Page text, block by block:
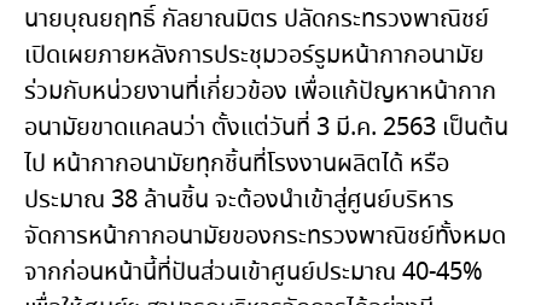
นายบุณยฤทธิ์ กัลยาณมิตร ปลัดกระทรวงพาณิชย์
เปิดเผยภายหลังการประชุมวอร์รูมหน้ากากอนามัย
ร่วมกับหน่วยงานที่เกี่ยวข้อง เพื่อแก้ปัญหาหน้ากาก
อนามัยขาดแคลนว่า ตั้งแต่วันที่ 3 มี.ค. 2563 เป็นต้น
ไป หน้ากากอนามัยทุกชิ้นที่โรงงานผลิตได้ หรือ
ประมาณ 38 ล้านชิ้น จะต้องนำเข้าสู่ศูนย์บริหาร
จัดการหน้ากากอนามัยของกระทรวงพาณิชย์ทั้งหมด
จากก่อนหน้านี้ที่ปันส่วนเข้าศูนย์ประมาณ 40-45%